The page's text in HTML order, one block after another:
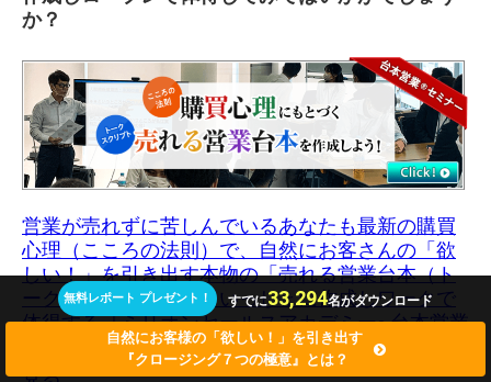
か？
営業が売れずに苦しんでいるあなたも最新の購買
心理（こころの法則）で、自然にお客さんの「欲
しい！」を引き出す本物の「売れる営業台本（ト
ークスクリプト）」をいっしょに作成しワークで
体得する『ミリオンセールスアカデミー®台本営業
価値観営業®︎セミナー』について、もっと詳しく
見る
無料レポート プレゼント！ すでに33,294名がダウンロード
自然にお客様の「欲しい！」を引き出す
『クロージング７つの極意』とは？